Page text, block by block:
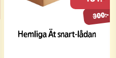
Hemliga Ät snart-lådan
300:-